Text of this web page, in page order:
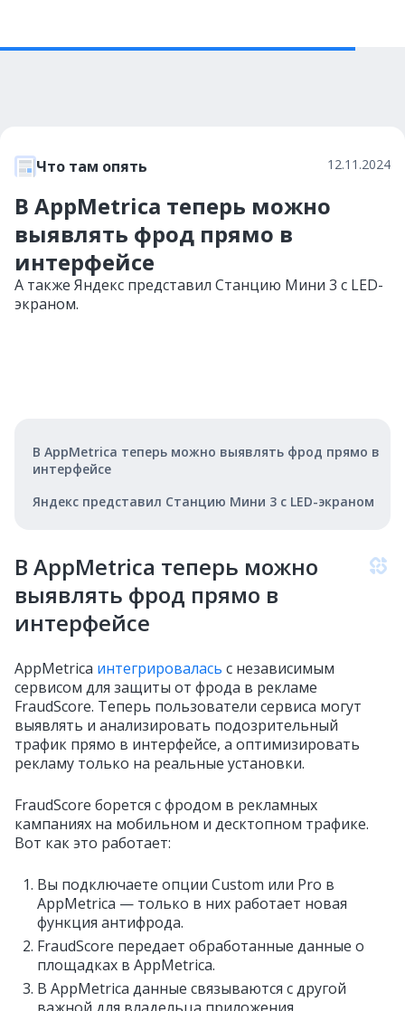
Что там опять 12.11.2024
В AppMetrica теперь можно
выявлять фрод прямо в
интерфейсе
А также Яндекс представил Станцию Мини 3 с LED-
экраном.
В AppMetrica теперь можно выявлять фрод прямо в
интерфейсе
Яндекс представил Станцию Мини 3 с LED-экраном
В AppMetrica теперь можно
выявлять фрод прямо в
интерфейсе
AppMetrica интегрировалась с независимым
сервисом для защиты от фрода в рекламе
FraudScore. Теперь пользователи сервиса могут
выявлять и анализировать подозрительный
трафик прямо в интерфейсе, а оптимизировать
рекламу только на реальные установки.
FraudScore борется с фродом в рекламных
кампаниях на мобильном и десктопном трафике.
Вот как это работает:
Вы подключаете опции Custom или Pro в
AppMetrica — только в них работает новая
функция антифрода.
FraudScore передает обработанные данные о
площадках в AppMetrica.
В AppMetrica данные связываются с другой